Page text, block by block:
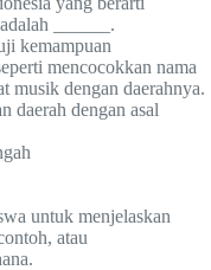
______.
kemampuan
mencocokkan nama
musik dengan daerahnya.
daerah dengan asal
untuk menjelaskan
atau